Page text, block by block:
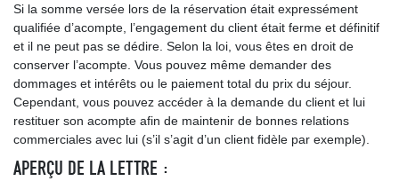
Si la somme versée lors de la réservation était expressément
qualifiée d’acompte, l’engagement du client était ferme et définitif
et il ne peut pas se dédire. Selon la loi, vous êtes en droit de
conserver l’acompte. Vous pouvez même demander des
dommages et intérêts ou le paiement total du prix du séjour.
Cependant, vous pouvez accéder à la demande du client et lui
restituer son acompte afin de maintenir de bonnes relations
commerciales avec lui (s’il s’agit d’un client fidèle par exemple).
APERÇU DE LA LETTRE :